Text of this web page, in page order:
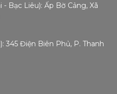
Bạc Liêu): Ấp Bờ Cảng, Xã
345 Điện Biên Phủ, P. Thanh